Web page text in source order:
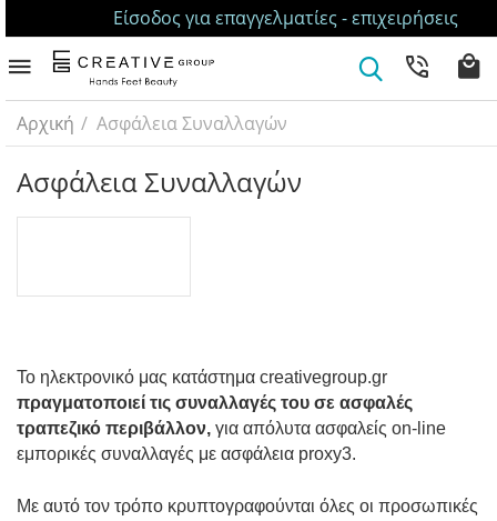
Είσοδος για επαγγελματίες - επιχειρήσεις
Αρχική / Ασφάλεια Συναλλαγών
Ασφάλεια Συναλλαγών
To ηλεκτρονικό μας κατάστημα creativegroup.gr
πραγματοποιεί τις συναλλαγές του σε ασφαλές
τραπεζικό περιβάλλον, για απόλυτα ασφαλείς on-line
εμπορικές συναλλαγές με ασφάλεια proxy3.
Με αυτό τον τρόπο κρυπτογραφούνται όλες οι προσωπικές